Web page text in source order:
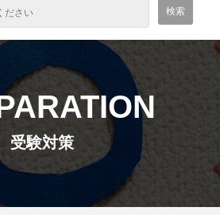
試験概要
取得のメリット
受験対策
受験対策